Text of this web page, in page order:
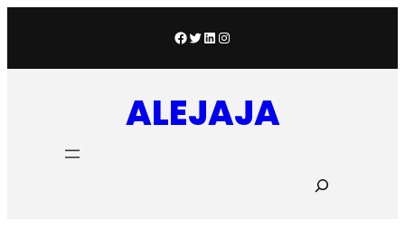
Facebook
Twitter
LinkedIn
Instagram
ALEJAJA